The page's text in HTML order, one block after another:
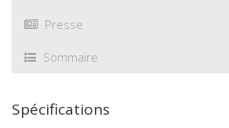
Presse
Sommaire
Spécifications